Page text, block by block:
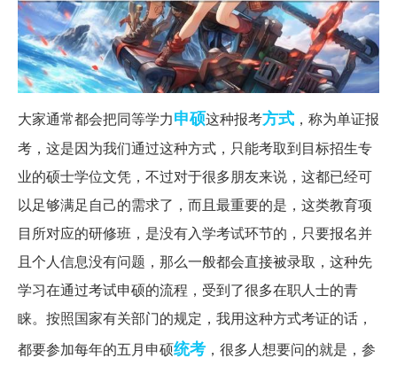
大家通常都会把同等学力申硕这种报考方式 ，称为单证报
考，这是因为我们通过这种方式，只能考取到目标招生专
业的硕士学位文凭，不过对于很多朋友来说，这都已经可
以足够满足自己的需求了，而且最重要的是，这类教育项
目所对应的研修班，是没有入学考试环节的，只要报名并
且个人信息没有问题，那么一般都会直接被录取，这种先
学习在通过考试申硕的流程，受到了很多在职人士的青
睐。按照国家有关部门的规定，我用这种方式考证的话，
都要参加每年的五月申硕统考 ，很多人想要问的就是，参